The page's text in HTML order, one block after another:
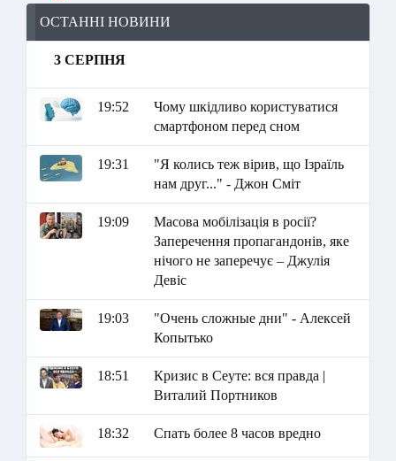
ОСТАННІ НОВИНИ
3 СЕРПНЯ
19:52
Чому шкідливо користуватися
смартфоном перед сном
19:31
"Я колись теж вірив, що Ізраїль
нам друг..." - Джон Сміт
19:09
Масова мобілізація в росії?
Заперечення пропагандонів, яке
нічого не заперечує – Джулія
Девіс
19:03
"Очень сложные дни" - Алексей
Копытько
18:51
Кризис в Сеуте: вся правда |
Виталий Портников
18:32 Спать более 8 часов вредно